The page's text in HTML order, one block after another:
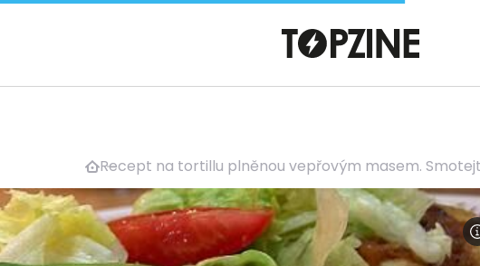
Recept na tortillu plněnou vepřovým masem.